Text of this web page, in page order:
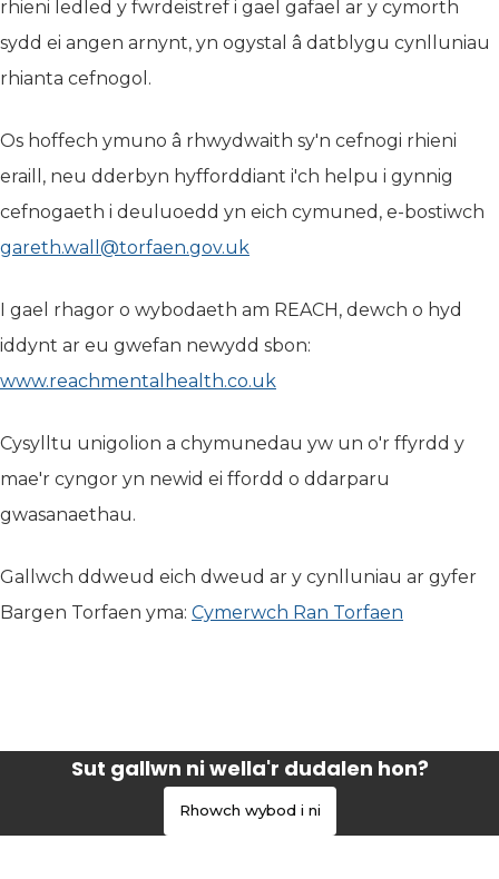
rhieni ledled y fwrdeistref i gael gafael ar y cymorth
sydd ei angen arnynt, yn ogystal â datblygu cynlluniau
rhianta cefnogol.
Os hoffech ymuno â rhwydwaith sy'n cefnogi rhieni
eraill, neu dderbyn hyfforddiant i'ch helpu i gynnig
cefnogaeth i deuluoedd yn eich cymuned, e-bostiwch
gareth.wall@torfaen.gov.uk
I gael rhagor o wybodaeth am REACH, dewch o hyd
iddynt ar eu gwefan newydd sbon:
www.reachmentalhealth.co.uk
Cysylltu unigolion a chymunedau yw un o'r ffyrdd y
mae'r cyngor yn newid ei ffordd o ddarparu
gwasanaethau.
Gallwch ddweud eich dweud ar y cynlluniau ar gyfer
Bargen Torfaen yma: Cymerwch Ran Torfaen
Sut gallwn ni wella'r dudalen hon?
Rhowch wybod i ni